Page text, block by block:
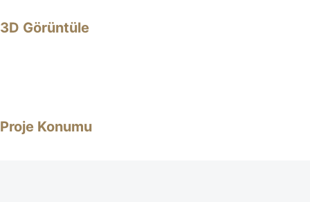
3D Görüntüle
Proje Konumu